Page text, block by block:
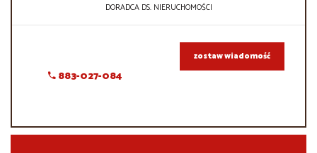
DORADCA DS. NIERUCHOMOŚCI
883-027-084
zostaw wiadomość